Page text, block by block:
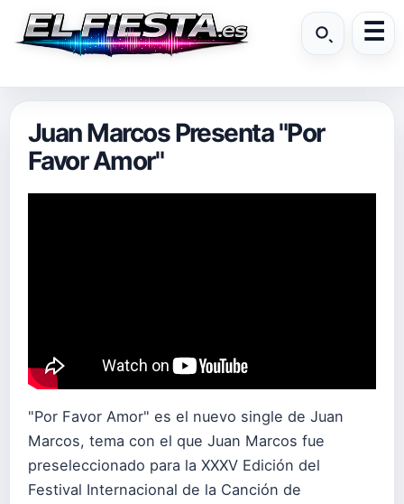
Juan Marcos Presenta "Por
Favor Amor"
"Por Favor Amor" es el nuevo single de Juan
Marcos, tema con el que Juan Marcos fue
preseleccionado para la XXXV Edición del
Festival Internacional de la Canción de